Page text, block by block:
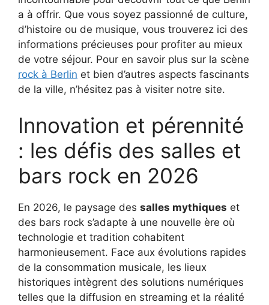
a à offrir. Que vous soyez passionné de culture,
d’histoire ou de musique, vous trouverez ici des
informations précieuses pour profiter au mieux
de votre séjour. Pour en savoir plus sur la scène
rock à Berlin et bien d’autres aspects fascinants
de la ville, n’hésitez pas à visiter notre site.
Innovation et pérennité
: les défis des salles et
bars rock en 2026
En 2026, le paysage des salles mythiques et
des bars rock s’adapte à une nouvelle ère où
technologie et tradition cohabitent
harmonieusement. Face aux évolutions rapides
de la consommation musicale, les lieux
historiques intègrent des solutions numériques
telles que la diffusion en streaming et la réalité